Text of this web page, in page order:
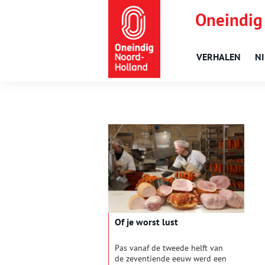
VERHALEN
Of je worst lust
Pas vanaf de tweede helft van
de zeventiende eeuw werd een